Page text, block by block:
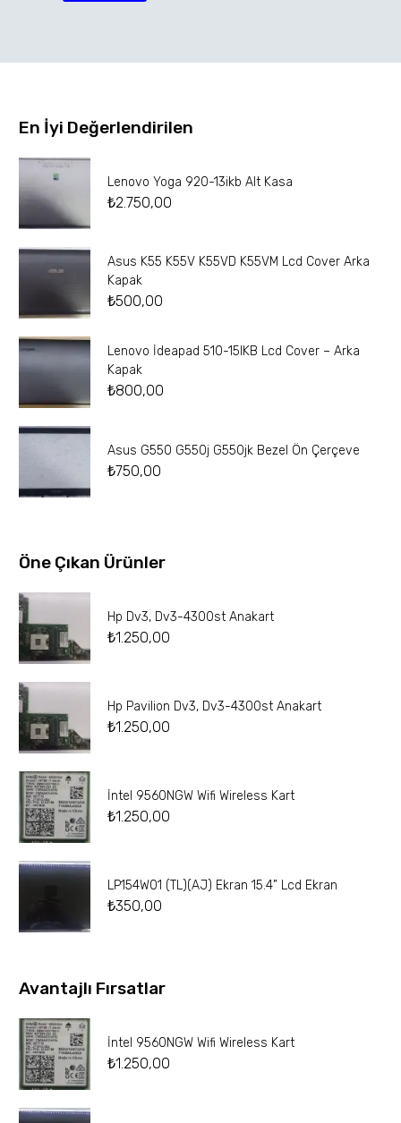
En İyi Değerlendirilen
Lenovo Yoga 920-13ikb Alt Kasa
₺2.750,00
Asus K55 K55V K55VD K55VM Lcd Cover Arka
Kapak
₺500,00
Lenovo İdeapad 510-15IKB Lcd Cover – Arka
Kapak
₺800,00
Asus G550 G550j G550jk Bezel Ön Çerçeve
₺750,00
Öne Çıkan Ürünler
Hp Dv3, Dv3-4300st Anakart
₺1.250,00
Hp Pavilion Dv3, Dv3-4300st Anakart
₺1.250,00
İntel 9560NGW Wifi Wireless Kart
₺1.250,00
LP154W01 (TL)(AJ) Ekran 15.4” Lcd Ekran
₺350,00
Avantajlı Fırsatlar
İntel 9560NGW Wifi Wireless Kart
₺1.250,00